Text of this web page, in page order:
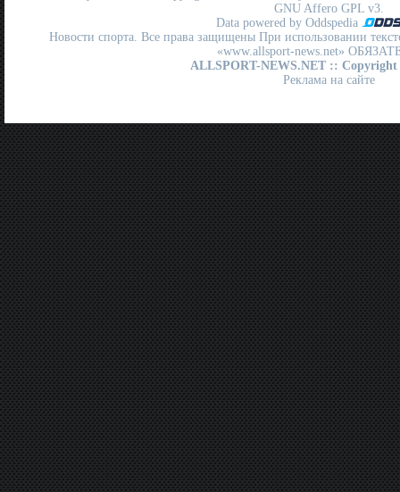
GNU Affero GPL v3.
Data powered by Oddspedia
Новости спорта. Все права защищены При использовании
«www.allsport-news.net»
ALLSPORT-NEWS.NET :: Copyright
Реклама на сайте